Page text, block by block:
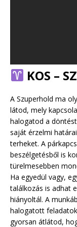
KOS –
A Szuperhold ma
látod, mely
halogatod a
saját érzelmi
terheket. A
beszélgetésből is
türelmesebben
Ha egyedül vagy,
találkozás is adhat
hiányoltál. A
halogatott
gyorsan átlátod,